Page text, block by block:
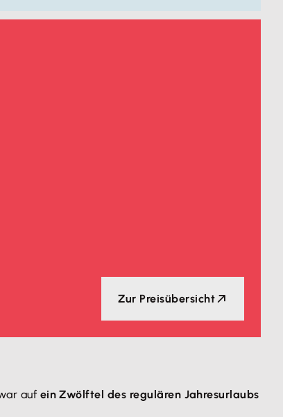
Zur Preisübersicht
auf ein Zwölftel des regulären Jahresurlaubs